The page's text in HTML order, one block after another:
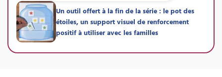
supervisée
Attestation de formation
La version supervisée de notre formation au
Programme Barkley : accompagnez une
Un outil offert à la fin de la série : le pot des
étoiles, un support visuel de renforcement
positif à utiliser avec les familles